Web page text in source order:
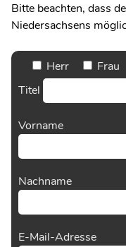
Bitte beachten, dass
Niedersachsens
Herr
Frau
Titel
Vorname
Nachname
E-Mail-Adresse